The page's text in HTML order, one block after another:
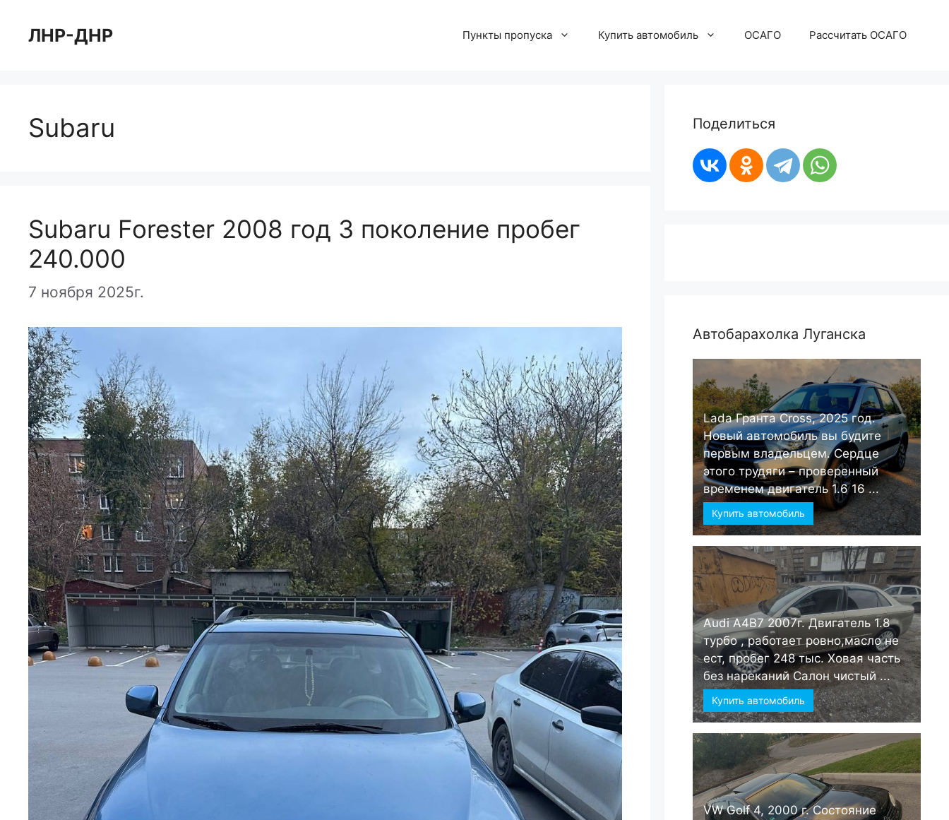
содержимому
ЛНР-ДНР Пункты пропуска Купить автомобиль ОСАГО Рассчитать ОСАГО
Subaru
Subaru Forester 2008 год 3 поколение пробег
240.000
7 ноября 2025г.
Поделиться
Автобарахолка Луганска
Lada Гранта Cross, 2025 год.
Новый автомобиль вы будите
первым владельцем. Сердце
этого трудяги – проверенный
временем двигатель 1.6 16 ...
Купить автомобиль
Audi А4B7 2007г. Двигатель 1.8
турбо , работает ровно,масло не
ест, пробег 248 тыс. Ховая часть
без нареканий Салон чистый ...
Купить автомобиль
VW Golf 4, 2000 г. Состояние